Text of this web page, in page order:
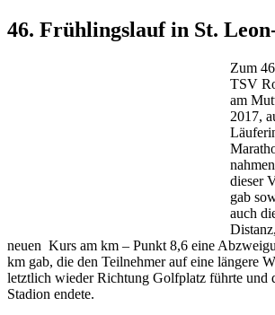
46. Frühlingslauf in St.
Zum
TSV
am
2017,
dieser
gab
auch
neuen Kurs am km – Punkt 8,6 eine
km gab, die den Teilnehmer auf eine längere
letztlich wieder Richtung Golfplatz führte und
Stadion endete.